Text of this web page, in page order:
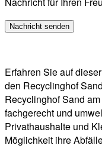
Erfahren Sie auf
den Recyclinghof
Recyclinghof Sand
fachgerecht und
Privathaushalte und
Möglichkeit ihre